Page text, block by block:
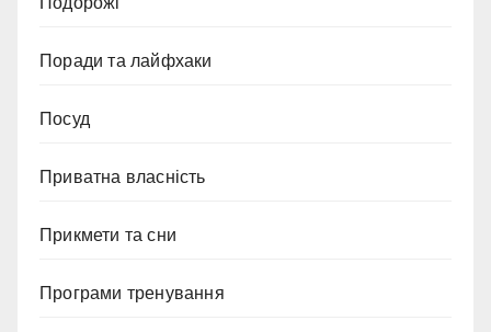
Поради та лайфхаки
Посуд
Приватна власність
Прикмети та сни
Програми тренування